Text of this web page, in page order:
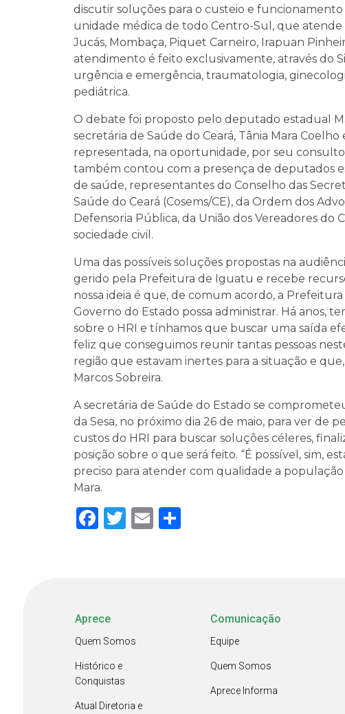
discutir soluções para o custeio e
unidade médica de todo Centro-Sul, que atende
Jucás, Mombaça, Piquet Carneiro, Irapuan
atendimento é feito exclusivamente, através do
urgência e emergência, traumatologia,
pediátrica.
O debate foi proposto pelo deputado estadual
secretária de Saúde do Ceará, Tânia Mara
representada, na oportunidade, por seu
também contou com a presença de deputados
de saúde, representantes do Conselho das
Saúde do Ceará (Cosems/CE), da Ordem dos
Defensoria Pública, da União dos Vereadores do
sociedade civil.
Uma das possíveis soluções propostas na
gerido pela Prefeitura de Iguatu e recebe
nossa ideia é que, de comum acordo, a
Governo do Estado possa administrar. Há anos,
sobre o HRI e tínhamos que buscar uma saída
feliz que conseguimos reunir tantas pessoas
região que estavam inertes para a situação e
Marcos Sobreira.
A secretária de Saúde do Estado se
da Sesa, no próximo dia 26 de maio, para ver de
custos do HRI para buscar soluções céleres,
posição sobre o que será feito. “É possível, sim,
preciso para atender com qualidade a
Mara.
Facebook
Twitter
Email
Aprece
Quem Somos
Histórico e
Conquistas
Atual Diretoria e
Comunicação
Equipe
Quem Somos
Aprece Informa